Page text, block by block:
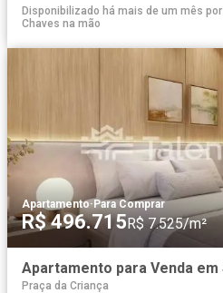
Disponibilizado há mais de um mês por
Chaves na mão
Apartamento· Para Comprar
R$ 496.715R$ 7.525/m²
Praça da Criança